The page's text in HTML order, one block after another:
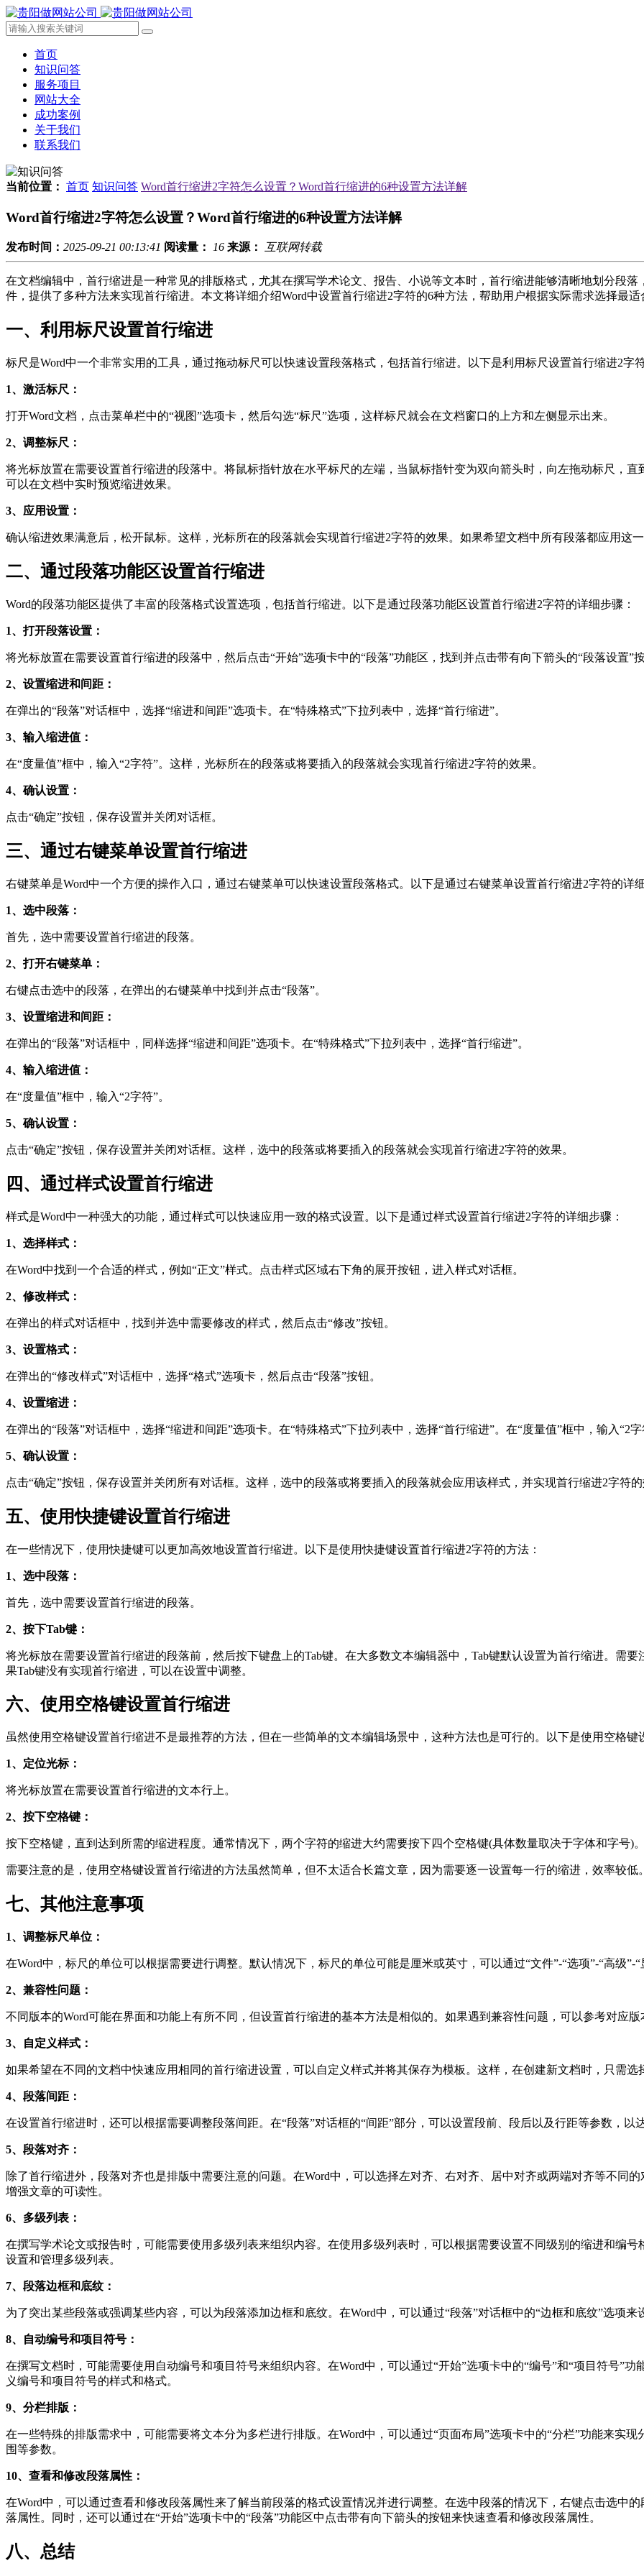
首页
知识问答
服务项目
网站大全
成功案例
关于我们
联系我们
当前位置： 首页 知识问答 Word首行缩进2字符怎么设置？Word首行缩进的6种设置方法详解
Word首行缩进2字符怎么设置？Word首行缩进的6种设置方法详解
发布时间： 2025-09-21 00:13:41 阅读量： 16 来源： 互联网转载
在文档编辑中，首行缩进是一种常见的排版格式，尤其在撰写学术论文、报告、小说等文本时，首行缩进能够清晰地划分段
件，提供了多种方法来实现首行缩进。本文将详细介绍Word中设置首行缩进2字符的6种方法，帮助用户根据实际需求选择最适
一、利用标尺设置首行缩进
标尺是Word中一个非常实用的工具，通过拖动标尺可以快速设置段落格式，包括首行缩进。以下是利用标尺设置首行缩进2字
1、激活标尺：
打开Word文档，点击菜单栏中的“视图”选项卡，然后勾选“标尺”选项，这样标尺就会在文档窗口的上方和左侧显示出来。
2、调整标尺：
将光标放置在需要设置首行缩进的段落中。将鼠标指针放在水平标尺的左端，当鼠标指针变为双向箭头时，向左拖动标尺，直
可以在文档中实时预览缩进效果。
3、应用设置：
确认缩进效果满意后，松开鼠标。这样，光标所在的段落就会实现首行缩进2字符的效果。如果希望文档中所有段落都应用这
二、通过段落功能区设置首行缩进
Word的段落功能区提供了丰富的段落格式设置选项，包括首行缩进。以下是通过段落功能区设置首行缩进2字符的详细步骤：
1、打开段落设置：
将光标放置在需要设置首行缩进的段落中，然后点击“开始”选项卡中的“段落”功能区，找到并点击带有向下箭头的“段落设置”按
2、设置缩进和间距：
在弹出的“段落”对话框中，选择“缩进和间距”选项卡。在“特殊格式”下拉列表中，选择“首行缩进”。
3、输入缩进值：
在“度量值”框中，输入“2字符”。这样，光标所在的段落或将要插入的段落就会实现首行缩进2字符的效果。
4、确认设置：
点击“确定”按钮，保存设置并关闭对话框。
三、通过右键菜单设置首行缩进
右键菜单是Word中一个方便的操作入口，通过右键菜单可以快速设置段落格式。以下是通过右键菜单设置首行缩进2字符的详
1、选中段落：
首先，选中需要设置首行缩进的段落。
2、打开右键菜单：
右键点击选中的段落，在弹出的右键菜单中找到并点击“段落”。
3、设置缩进和间距：
在弹出的“段落”对话框中，同样选择“缩进和间距”选项卡。在“特殊格式”下拉列表中，选择“首行缩进”。
4、输入缩进值：
在“度量值”框中，输入“2字符”。
5、确认设置：
点击“确定”按钮，保存设置并关闭对话框。这样，选中的段落或将要插入的段落就会实现首行缩进2字符的效果。
四、通过样式设置首行缩进
样式是Word中一种强大的功能，通过样式可以快速应用一致的格式设置。以下是通过样式设置首行缩进2字符的详细步骤：
1、选择样式：
在Word中找到一个合适的样式，例如“正文”样式。点击样式区域右下角的展开按钮，进入样式对话框。
2、修改样式：
在弹出的样式对话框中，找到并选中需要修改的样式，然后点击“修改”按钮。
3、设置格式：
在弹出的“修改样式”对话框中，选择“格式”选项卡，然后点击“段落”按钮。
4、设置缩进：
在弹出的“段落”对话框中，选择“缩进和间距”选项卡。在“特殊格式”下拉列表中，选择“首行缩进”。在“度量值”框中，输入“2字
5、确认设置：
点击“确定”按钮，保存设置并关闭所有对话框。这样，选中的段落或将要插入的段落就会应用该样式，并实现首行缩进2字符的
五、使用快捷键设置首行缩进
在一些情况下，使用快捷键可以更加高效地设置首行缩进。以下是使用快捷键设置首行缩进2字符的方法：
1、选中段落：
首先，选中需要设置首行缩进的段落。
2、按下Tab键：
将光标放在需要设置首行缩进的段落前，然后按下键盘上的Tab键。在大多数文本编辑器中，Tab键默认设置为首行缩进。需
果Tab键没有实现首行缩进，可以在设置中调整。
六、使用空格键设置首行缩进
虽然使用空格键设置首行缩进不是最推荐的方法，但在一些简单的文本编辑场景中，这种方法也是可行的。以下是使用空格键
1、定位光标：
将光标放置在需要设置首行缩进的文本行上。
2、按下空格键：
按下空格键，直到达到所需的缩进程度。通常情况下，两个字符的缩进大约需要按下四个空格键(具体数量取决于字体和字号)。
需要注意的是，使用空格键设置首行缩进的方法虽然简单，但不太适合长篇文章，因为需要逐一设置每一行的缩进，效率较低。
七、其他注意事项
1、调整标尺单位：
在Word中，标尺的单位可以根据需要进行调整。默认情况下，标尺的单位可能是厘米或英寸，可以通过“文件”-“选项”-“高级”-“
2、兼容性问题：
不同版本的Word可能在界面和功能上有所不同，但设置首行缩进的基本方法是相似的。如果遇到兼容性问题，可以参考对应版
3、自定义样式：
如果希望在不同的文档中快速应用相同的首行缩进设置，可以自定义样式并将其保存为模板。这样，在创建新文档时，只需选
4、段落间距：
在设置首行缩进时，还可以根据需要调整段落间距。在“段落”对话框的“间距”部分，可以设置段前、段后以及行距等参数，以
5、段落对齐：
除了首行缩进外，段落对齐也是排版中需要注意的问题。在Word中，可以选择左对齐、右对齐、居中对齐或两端对齐等不同
增强文章的可读性。
6、多级列表：
在撰写学术论文或报告时，可能需要使用多级列表来组织内容。在使用多级列表时，可以根据需要设置不同级别的缩进和编号
设置和管理多级列表。
7、段落边框和底纹：
为了突出某些段落或强调某些内容，可以为段落添加边框和底纹。在Word中，可以通过“段落”对话框中的“边框和底纹”选项来
8、自动编号和项目符号：
在撰写文档时，可能需要使用自动编号和项目符号来组织内容。在Word中，可以通过“开始”选项卡中的“编号”和“项目符号”
义编号和项目符号的样式和格式。
9、分栏排版：
在一些特殊的排版需求中，可能需要将文本分为多栏进行排版。在Word中，可以通过“页面布局”选项卡中的“分栏”功能来实
围等参数。
10、查看和修改段落属性：
在Word中，可以通过查看和修改段落属性来了解当前段落的格式设置情况并进行调整。在选中段落的情况下，右键点击选中
落属性。同时，还可以通过在“开始”选项卡中的“段落”功能区中点击带有向下箭头的按钮来快速查看和修改段落属性。
八、总结